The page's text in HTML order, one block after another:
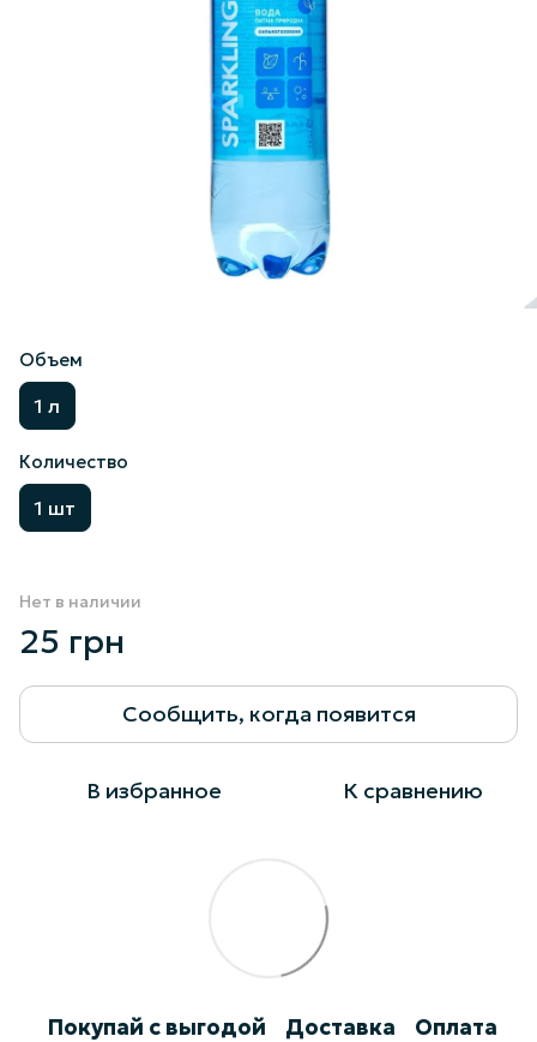
Объем
1 л
Количество
1 шт
Нет в наличии
25 грн
Сообщить, когда появится
В избранное К сравнению
Покупай с выгодой Доставка Оплата